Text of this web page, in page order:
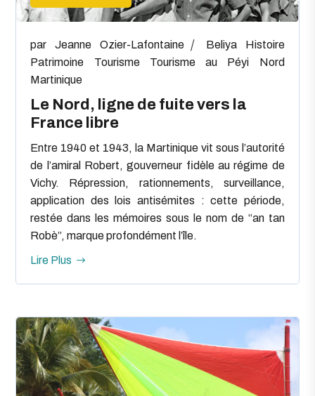
Le Nord, ligne de fuite vers la
France libre
par Jeanne Ozier-Lafontaine Beliya
Histoire
Patrimoine
Tourisme
Tourisme au Péyi Nord
Martinique
Entre 1940 et 1943, la Martinique vit sous l’autorité
de l’amiral Robert, gouverneur fidèle au régime de
Vichy. Répression, rationnements, surveillance,
application des lois antisémites : cette période,
restée dans les mémoires sous le nom de “an tan
Robè”, marque profondément l’île.
Lire Plus